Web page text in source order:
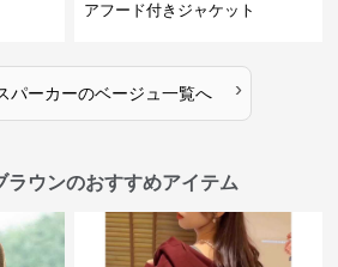
アフード付きジャケット
パーカーのベージュ 一覧へ ›
ラウンのおすすめアイテム